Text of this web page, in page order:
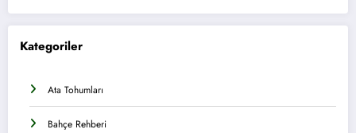
Kategoriler
Ata Tohumları
Bahçe Rehberi